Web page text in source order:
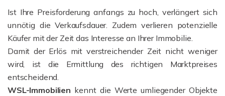
Ist Ihre Preisforderung anfangs zu hoch, verlängert sich
unnötig die Verkaufsdauer. Zudem verlieren potenzielle
Käufer mit der Zeit das Interesse an Ihrer Immobilie.
Damit der Erlös mit verstreichender Zeit nicht weniger
wird, ist die Ermittlung des richtigen Marktpreises
entscheidend.
WSL-Immobilien kennt die Werte umliegender Objekte